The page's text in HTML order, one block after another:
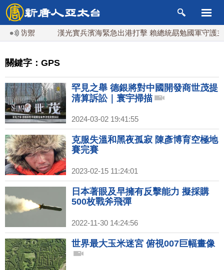
防禦 漢光實兵濱海緊急出港打擊 賴總統勗勉國軍守護主權
關鍵字：GPS
罕見之舉 德銀將對中國開發商世茂提
清算訴訟｜寰宇掃描
2024-03-02 19:41:55
克服失溫和黑夜孤寂 陳彥博育空極地
賽完賽
2023-02-15 11:24:01
日本著眼及早擁有反擊能力 擬採購
500枚戰斧飛彈
2022-11-30 14:24:56
世界最大玉米迷宮 俯視007巨幅畫像